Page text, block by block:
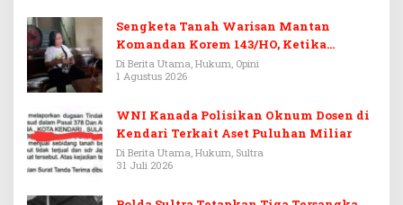
Sengketa Tanah Warisan Mantan
Komandan Korem 143/HO, Ketika
Warisan Menjadi Arena Pemerasan
Di Berita Utama, Hukum, Opini
1 Agustus 2026
WNI Kanada Polisikan Oknum Dosen di
Kendari Terkait Aset Puluhan Miliar
Di Berita Utama, Hukum, Sultra
31 Juli 2026